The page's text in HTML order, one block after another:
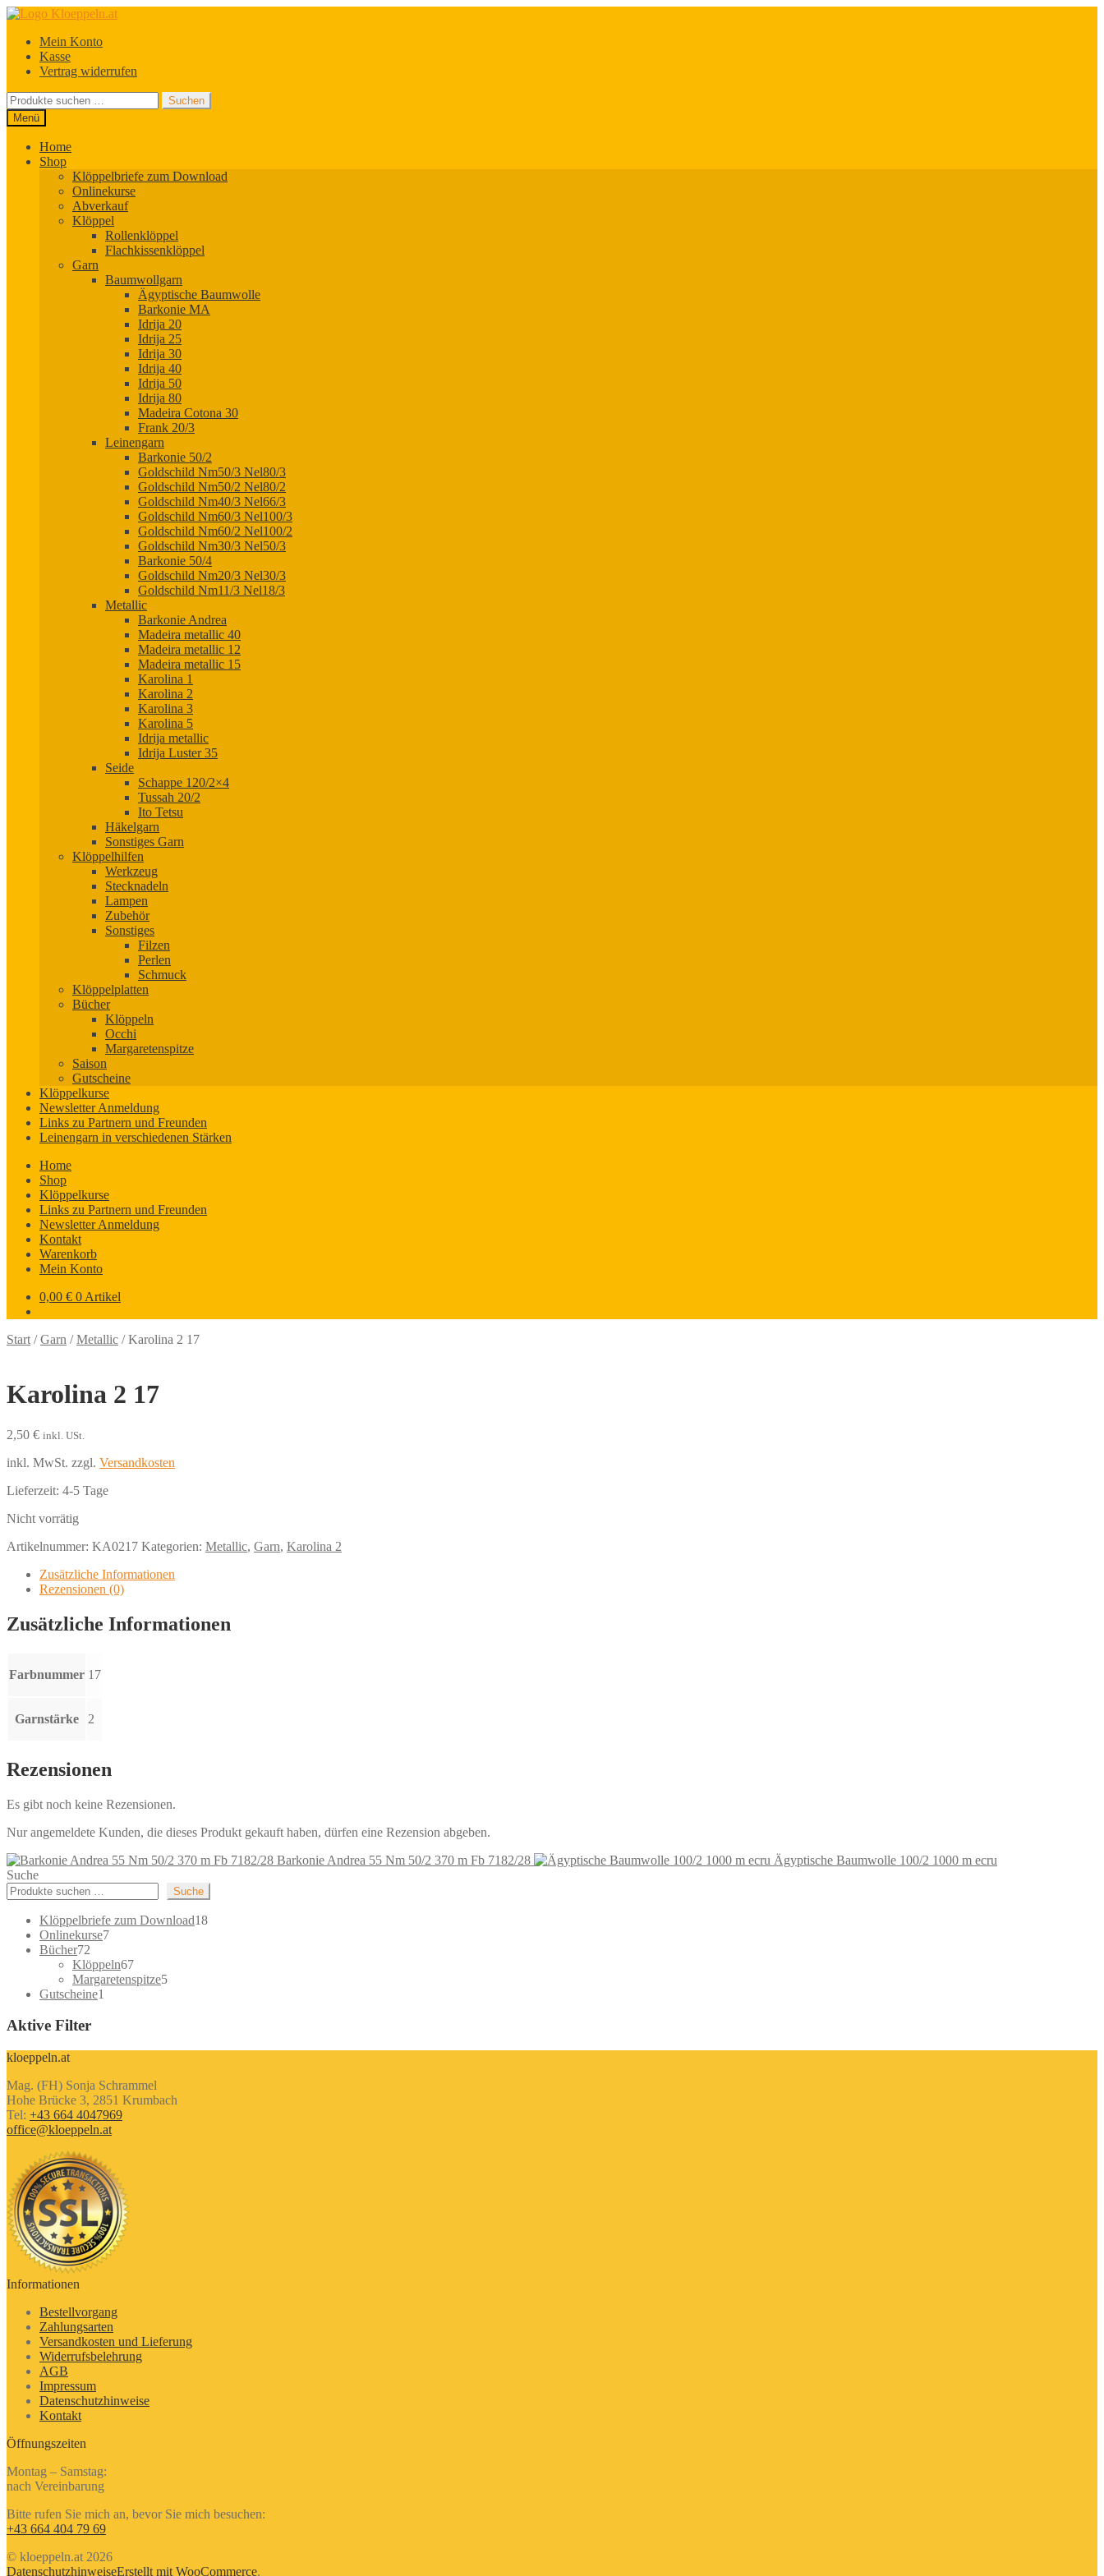
Zur
springen
Zum
springenMein Konto
Kasse
Vertrag widerrufen
Suchen
nach:
Suchen
Menü
Home
Shop
Klöppelbriefe zum Download
Onlinekurse
Abverkauf
Klöppel
Rollenklöppel
Flachkissenklöppel
Garn
Baumwollgarn
Ägyptische Baumwolle
Barkonie MA
Idrija 20
Idrija 25
Idrija 30
Idrija 40
Idrija 50
Idrija 80
Madeira Cotona 30
Frank 20/3
Leinengarn
Barkonie 50/2
Goldschild Nm50/3 Nel80/3
Goldschild Nm50/2 Nel80/2
Goldschild Nm40/3 Nel66/3
Goldschild Nm60/3 Nel100/3
Goldschild Nm60/2 Nel100/2
Goldschild Nm30/3 Nel50/3
Barkonie 50/4
Goldschild Nm20/3 Nel30/3
Goldschild Nm11/3 Nel18/3
Metallic
Barkonie Andrea
Madeira metallic 40
Madeira metallic 12
Madeira metallic 15
Karolina 1
Karolina 2
Karolina 3
Karolina 5
Idrija metallic
Idrija Luster 35
Seide
Schappe 120/2×4
Tussah 20/2
Ito Tetsu
Häkelgarn
Sonstiges Garn
Klöppelhilfen
Werkzeug
Stecknadeln
Lampen
Zubehör
Sonstiges
Filzen
Perlen
Schmuck
Klöppelplatten
Bücher
Klöppeln
Occhi
Margaretenspitze
Saison
Gutscheine
Klöppelkurse
Newsletter Anmeldung
Links zu Partnern und Freunden
Leinengarn in verschiedenen Stärken
Home
Shop
Klöppelkurse
Links zu Partnern und Freunden
Newsletter Anmeldung
Kontakt
Warenkorb
Mein Konto
0,00 € 0 Artikel
Start /Garn /Metallic /Karolina 2 17
Karolina 2 17
2,50 € inkl. USt.
inkl. MwSt. zzgl. Versandkosten
Lieferzeit: 4-5 Tage
Nicht vorrätig
Artikelnummer: KA0217 Kategorien: Metallic, Garn, Karolina 2
Zusätzliche Informationen
Rezensionen (0)
Zusätzliche Informationen
Farbnummer 17
Garnstärke 2
Rezensionen
Es gibt noch keine Rezensionen.
Nur angemeldete Kunden, die dieses Produkt gekauft haben, dürfen eine Rezension abgeben.
Barkonie Andrea 55 Nm 50/2 370 m Fb 7182/28
Ägyptische Baumwolle 100/2 1000 m ecru
Suche
Suche
Klöppelbriefe zum Download1818
Onlinekurse77
Bücher72
Produkte
Klöppeln6767
Produkte
Margaretenspitze55
Gutscheine1
Aktive Filter
kloeppeln.at
Mag. (FH) Sonja Schrammel
Hohe Brücke 3, 2851 Krumbach
Tel: +43 664 4047969
office@kloeppeln.at
Informationen
Bestellvorgang
Zahlungsarten
Versandkosten und Lieferung
Widerrufsbelehrung
AGB
Impressum
Datenschutzhinweise
Kontakt
Öffnungszeiten
Montag – Samstag:
nach Vereinbarung
Bitte rufen Sie mich an, bevor Sie mich besuchen:
+43 664 404 79 69
© kloeppeln.at 2026
DatenschutzhinweiseErstellt mit WooCommerce.